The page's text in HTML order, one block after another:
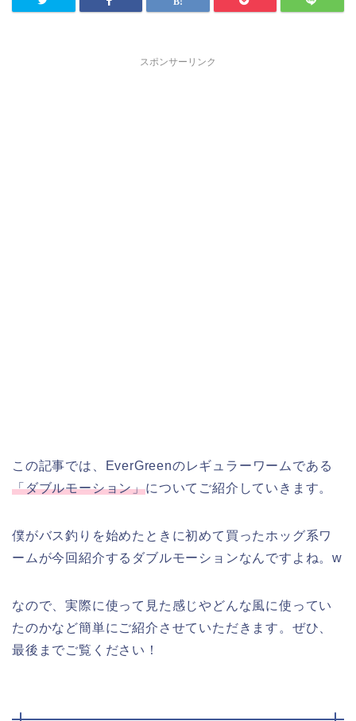
スポンサーリンク
この記事では、EverGreenのレギュラーワームである
「ダブルモーション」についてご紹介していきます。
僕がバス釣りを始めたときに初めて買ったホッグ系ワ
ームが今回紹介するダブルモーションなんですよね。w
なので、実際に使って見た感じやどんな風に使ってい
たのかなど簡単にご紹介させていただきます。ぜひ、
最後までご覧ください！